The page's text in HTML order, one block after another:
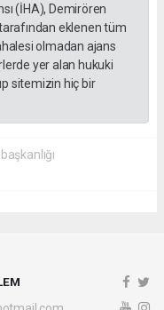
(İHA), Demirören
eklenen tüm
olmadan ajans
yer alan hukuki
sitemizin hiç bir